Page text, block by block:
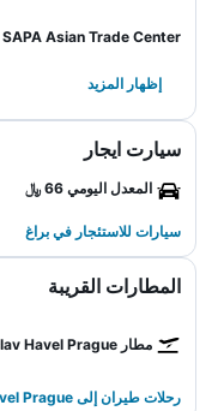
SAPA Asian Trade Center
إظهار المزيد
سيارت ايجار
المعدل اليومي 66 ﷼
سيارات للاستئجار في براغ
المطارات القريبة
مطار Václav Havel Prague
رحلات طيران إلى Václav Havel Prague